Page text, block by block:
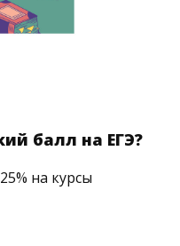
балл на ЕГЭ?
на курсы